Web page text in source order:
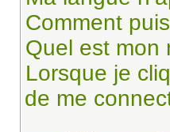
Comment
Quel est mon
Lorsque je
de me